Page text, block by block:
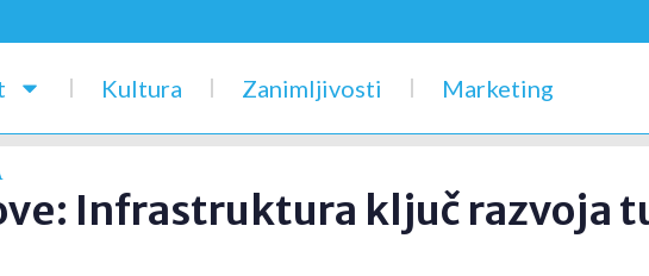
Kultura Zanimljivosti Marketing
Infrastruktura ključ razvoja